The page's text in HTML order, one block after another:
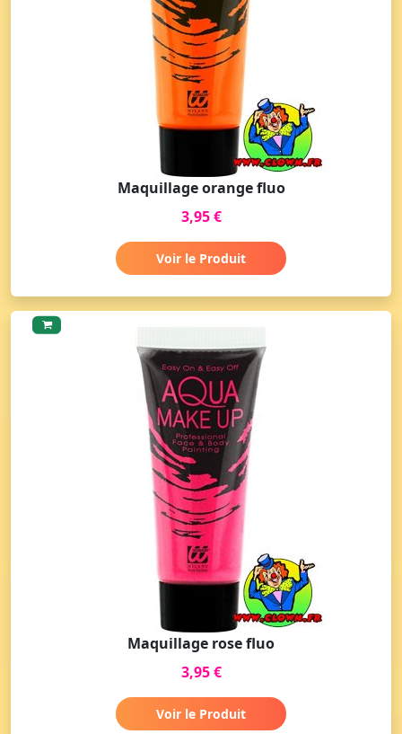
Maquillage orange fluo
3,95 €
Voir le Produit
Maquillage rose fluo
3,95 €
Voir le Produit